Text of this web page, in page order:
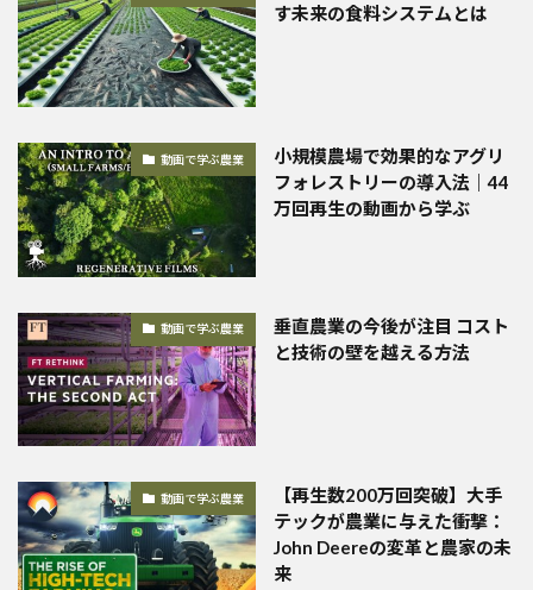
す未来の食料システムとは
動画で学ぶ農業
小規模農場で効果的なアグリ
フォレストリーの導入法｜44
万回再生の動画から学ぶ
動画で学ぶ農業
垂直農業の今後が注目 コスト
と技術の壁を越える方法
動画で学ぶ農業
【再生数200万回突破】大手
テックが農業に与えた衝撃：
John Deereの変革と農家の未
来